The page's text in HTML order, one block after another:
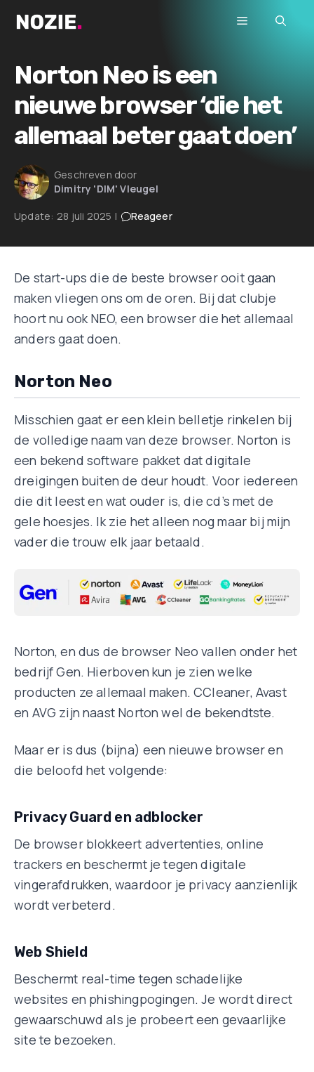
naar
inhoud
Menu
Norton Neo is een
nieuwe browser ‘die het
allemaal beter gaat doen’
Geschreven door
Dimitry 'DIM' Vleugel
Update: 28 juli 2025 | Reageer
De start-ups die de beste browser ooit gaan
maken vliegen ons om de oren. Bij dat clubje
hoort nu ook NEO, een browser die het allemaal
anders gaat doen.
Norton Neo
Misschien gaat er een klein belletje rinkelen bij
de volledige naam van deze browser. Norton is
een bekend software pakket dat digitale
dreigingen buiten de deur houdt. Voor iedereen
die dit leest en wat ouder is, die cd’s met de
gele hoesjes. Ik zie het alleen nog maar bij mijn
vader die trouw elk jaar betaald.
Norton, en dus de browser Neo vallen onder het
bedrijf Gen. Hierboven kun je zien welke
producten ze allemaal maken. CCleaner, Avast
en AVG zijn naast Norton wel de bekendtste.
Maar er is dus (bijna) een nieuwe browser en
die beloofd het volgende:
Privacy Guard en adblocker
De browser blokkeert advertenties, online
trackers en beschermt je tegen digitale
vingerafdrukken, waardoor je privacy aanzienlijk
wordt verbeterd.
Web Shield
Beschermt real-time tegen schadelijke
websites en phishingpogingen. Je wordt direct
gewaarschuwd als je probeert een gevaarlijke
site te bezoeken.